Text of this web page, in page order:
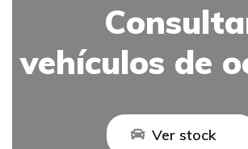
vehículos de
Ver stock